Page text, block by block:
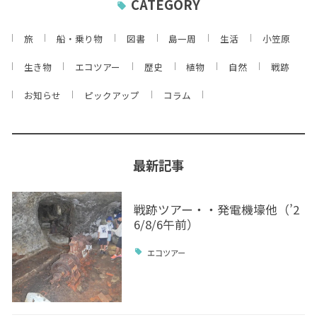
CATEGORY
旅 船・乗り物 図書 島一周 生活 小笠原
生き物 エコツアー 歴史 植物 自然 戦跡
お知らせ ピックアップ コラム
最新記事
戦跡ツアー・・発電機壕他（’2
6/8/6午前）
エコツアー